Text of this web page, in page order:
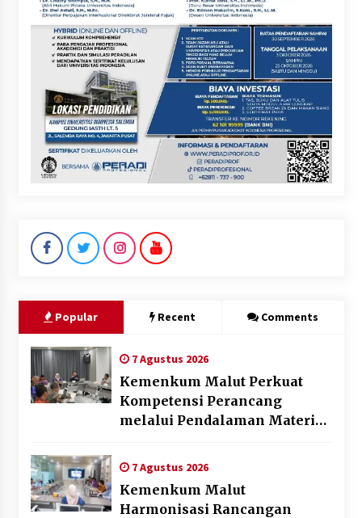
Popular Recent Comments
7 Agustus 2026
Kemenkum Malut Perkuat
Kompetensi Perancang
melalui Pendalaman Materi
Daerah
7 Agustus 2026
Kemenkum Malut
Harmonisasi Rancangan